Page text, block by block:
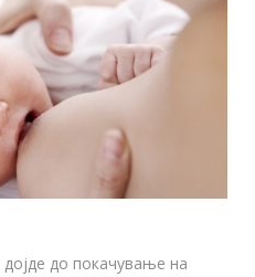
дојде до покачување на